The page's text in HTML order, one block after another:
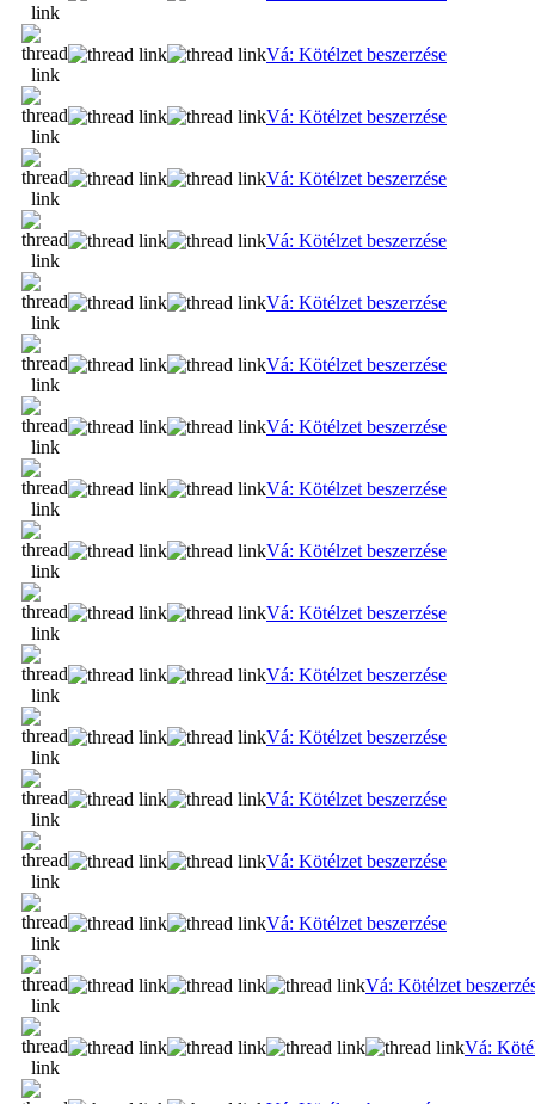
Vá: Kötélzet beszerzése
Vá: Kötélzet beszerzése
Vá: Kötélzet beszerzése
Vá: Kötélzet beszerzése
Vá: Kötélzet beszerzése
Vá: Kötélzet beszerzése
Vá: Kötélzet beszerzése
Vá: Kötélzet beszerzése
Vá: Kötélzet beszerzése
Vá: Kötélzet beszerzése
Vá: Kötélzet beszerzése
Vá: Kötélzet beszerzése
Vá: Kötélzet beszerzése
Vá: Kötélzet beszerzése
Vá: Kötélzet beszerzése
Vá: Kötélzet
Vá: